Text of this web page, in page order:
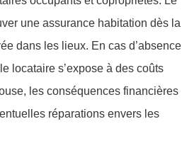
une assurance habitation dès la
dans les lieux. En cas d’absence
locataire s’expose à des coûts
les conséquences financières
réparations envers les